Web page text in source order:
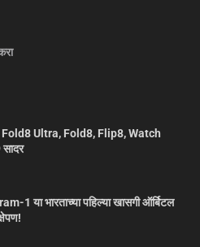
Ultra, Fold8, Flip8, Watch
1 या भारताच्या पहिल्या खासगी ऑर्बिटल